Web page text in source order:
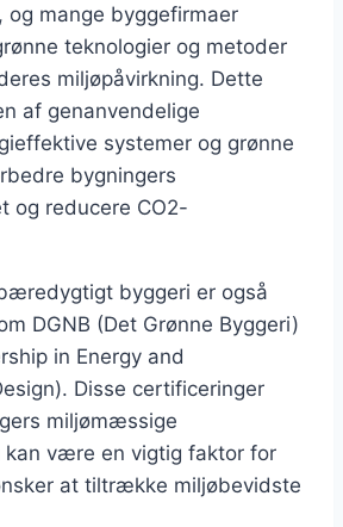
og mange byggefirmaer
teknologier og metoder
miljøpåvirkning. Dette
af genanvendelige
systemer og grønne
bygningers
og reducere CO2-
byggeri er også
DGNB (Det Grønne Byggeri)
in Energy and
Disse certificeringer
miljømæssige
være en vigtig faktor for
at tiltrække miljøbevidste